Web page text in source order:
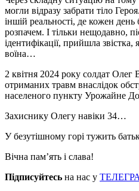
могли відразу забрати тіло
іншій реальності, де кожен день
розпачем. І тільки нещодавно,
ідентифікації, прийшла
воїна…
2 квітня 2024 року солдат Олег
отриманих травм внаслідок
населеного пункту Урожайне
Захиснику Олегу навіки 34…
У безутішному горі тужить
Вічна пам’ять і слава!
Підписуйтесь на нас у